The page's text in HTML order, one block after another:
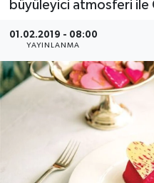
büyüleyici atmosferi ile
01.02.2019 - 08:00
YAYINLANMA
KAPAK
OSB
SEKTÖR
ŞİRKET PANO
SÖYLEŞİ